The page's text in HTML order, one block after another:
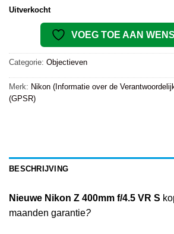
Uitverkocht
VOEG TOE AAN
Categorie: Objectieven
Merk: Nikon (Informatie over de
(GPSR)
BESCHRIJVING
Nieuwe Nikon Z 400mm f/4.5 VR S
maanden garantie?